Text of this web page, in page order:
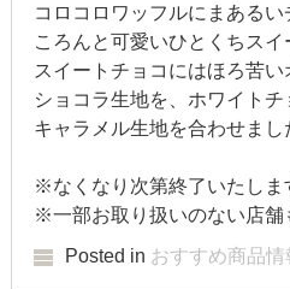
コロコロワッフルにまある
ころんと可愛いひとくちスイ
スイートチョコにはほろ苦
ショコラ生地を、ホワイト
キャラメル生地を合わせまし
※なくなり次第終了いたしま
※一部お取り扱いのない店舗
Posted in おすすめ商品情